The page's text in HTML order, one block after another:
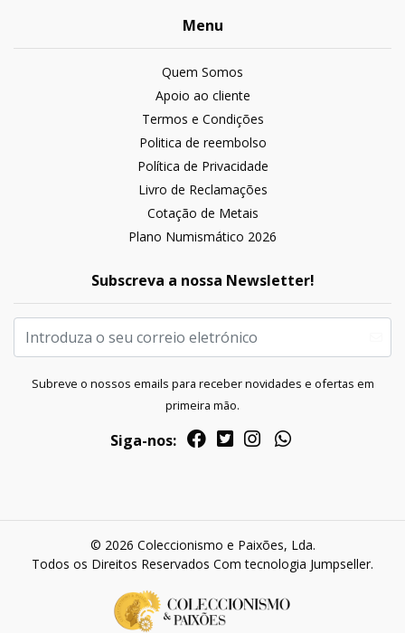
Menu
Quem Somos
Apoio ao cliente
Termos e Condições
Politica de reembolso
Política de Privacidade
Livro de Reclamações
Cotação de Metais
Plano Numismático 2026
Subscreva a nossa Newsletter!
Subreve o nossos emails para receber novidades e ofertas em
primeira mão.
Siga-nos:
© 2026 Coleccionismo e Paixões, Lda.
Todos os Direitos Reservados Com tecnologia Jumpseller.